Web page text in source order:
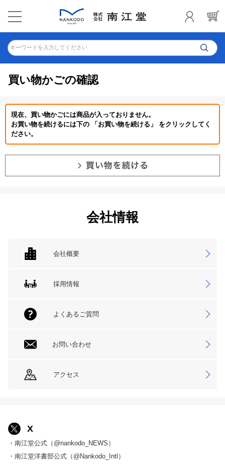
キーワードを入力してください
買い物かごの確認
現在、買い物かごには商品が入っておりません。
お買い物を続けるには下の 「お買い物を続ける」 をクリックしてく
ださい。
会社情報
会社概要
採用情報
よくあるご質問
お問い合わせ
アクセス
X
・南江堂公式（@nankodo_NEWS）
・南江堂洋書部公式（@Nankodo_Intl）